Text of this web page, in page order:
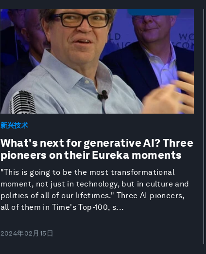
新兴技术
What's next for generative AI? Three
pioneers on their Eureka moments
"This is going to be the most transformational
moment, not just in technology, but in culture and
politics of all of our lifetimes." Three AI pioneers,
all of them in Time's Top-100, s...
2024年02月15日